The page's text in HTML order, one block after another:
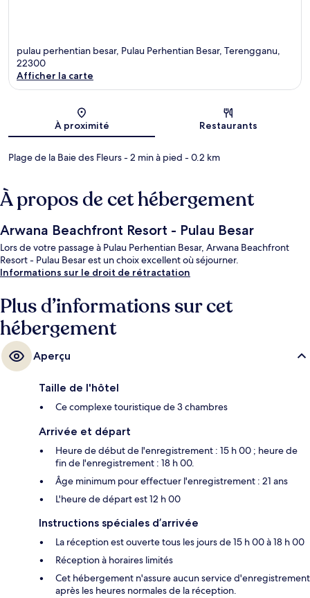
pulau perhentian besar, Pulau Perhentian Besar, Terengganu,
22300
Afficher la carte
À proximité Restaurants
Plage de la Baie des Fleurs- 2 min à pied - 0.2 km
À propos de cet hébergement
Arwana Beachfront Resort - Pulau Besar
Lors de votre passage à Pulau Perhentian Besar, Arwana Beachfront
Resort - Pulau Besar est un choix excellent où séjourner.
Informations sur le droit de rétractation
Plus d’informations sur cet
hébergement
Aperçu
Taille de l'hôtel
Ce complexe touristique de 3 chambres
Arrivée et départ
Heure de début de l'enregistrement : 15 h 00 ; heure de
fin de l'enregistrement : 18 h 00.
Âge minimum pour effectuer l'enregistrement : 21 ans
L'heure de départ est 12 h 00
Instructions spéciales d’arrivée
La réception est ouverte tous les jours de 15 h 00 à 18 h 00
Réception à horaires limités
Cet hébergement n'assure aucun service d'enregistrement
après les heures normales de la réception.